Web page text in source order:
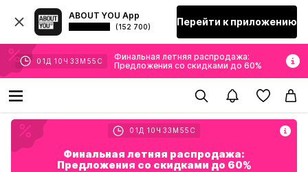
ABOUT YOU App
(152 700) Перейти к приложению
01 Д 10 Ч 33 М 54 С
Финальная летняя распродажа:
Предложения со скидками до 60%
01 Д 10 Ч 33 М 54 С
Финальная летняя распродажа:
Предложения со скидками до 60%